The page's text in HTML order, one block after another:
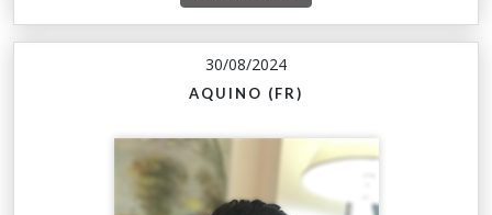
30/08/2024
AQUINO (FR)